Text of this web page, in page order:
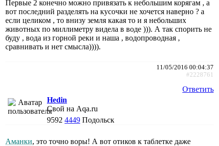
Первые 2 конечно можно привязать к небольшим корягам , а
вот последний разделять на кусочки не хочется наверно ? а
если целиком , то внизу земля какая то и я небольших
животных по миллиметру видела в воде ))). А так спорить не
буду , вода из горной реки и наша , водопроводная ,
сравнивать и нет смысла)))).
11/05/2016 00:04:37
#2228761
Ответить
Hedin
Свой на Aqa.ru
9592 4449 Подольск
Аманки, это точно воры! А вот отиков к таблетке даже